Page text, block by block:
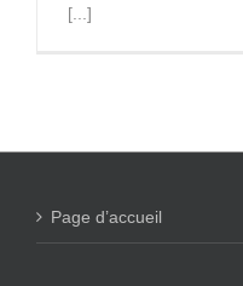
[...]
Page d’accueil